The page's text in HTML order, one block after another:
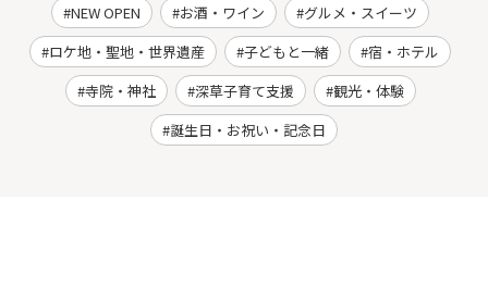
NEW OPEN お酒・ワイン
グルメ・スイーツ
ロケ地・聖地・世界遺産
子どもと一緒
宿・ホテル
寺院・神社
深草子育て支援
観光・体験
誕生日・お祝い・記念日